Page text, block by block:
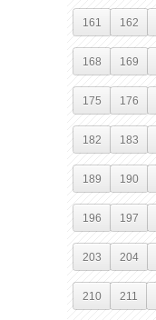
161 162
168 169
175 176
182 183
189 190
196 197
203 204
210 211